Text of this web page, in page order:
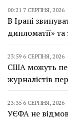
00:21 7 СЕРПНЯ, 2026
В Ірані
дипломатії»
23:59 6 СЕРПНЯ, 2026
США можуть
журналістів
23:35 6 СЕРПНЯ, 2026
УЄФА не